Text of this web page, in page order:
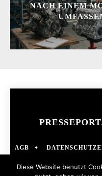
NACH EINEM
AGB
@ 2019 - 2024 COPYRIGHT
Diese Website benutzt